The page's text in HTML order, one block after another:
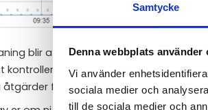
Samtycke
Denna webbplats använder
Vi använder
sociala medier och
till de sociala medier och
blir att mäta eventuella tryckslag i
kontrollera eventuell förekomst av
för att minska slagen.